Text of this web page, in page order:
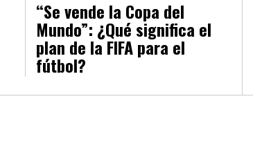
“Se vende la Copa del
Mundo”: ¿Qué significa el
plan de la FIFA para el
fútbol?